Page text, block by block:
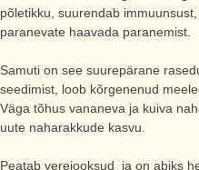
põletikku, suurendab
paranevate haavada paranemist.
Samuti on see suurepärane
seedimist, loob kõrgenenud
Väga tõhus vananeva ja kuiva
uute naharakkude kasvu.
Peatab verejooksud ja on abiks